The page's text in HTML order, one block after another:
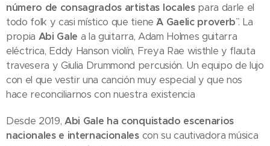
número de consagrados artistas locales para darle el
todo folk y casi místico que tiene ¨A Gaelic proverb¨. La
propia Abi Gale a la guitarra, Adam Holmes guitarra
eléctrica, Eddy Hanson violín, Freya Rae wisthle y flauta
travesera y Giulia Drummond percusión. Un equipo de lujo
con el que vestir una canción muy especial y que nos
hace reconciliarnos con nuestra existencia
Desde 2019,Abi Gale ha conquistado escenarios
nacionales e internacionalescon su cautivadora música